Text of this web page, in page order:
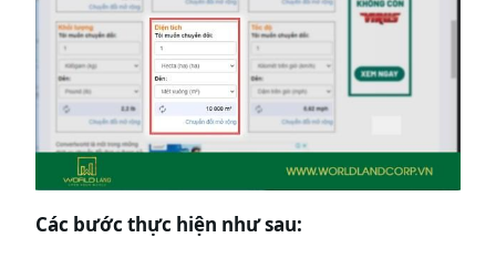
Các bước thực hiện như sau: